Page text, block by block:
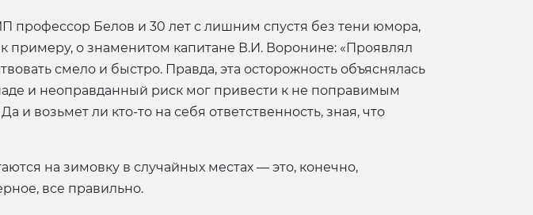
профессор Белов и 30 лет с лишним спустя без тени юмора,
о знаменитом капитане В.И. Воронине: «Проявлял
смело и быстро. Правда, эта осторожность объяснялась
и неоправданный риск мог привести к не поправимым
и возьмет ли кто-то на себя ответственность, зная, что
на зимовку в случайных местах — это, конечно,
все правильно.